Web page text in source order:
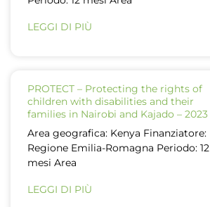
LEGGI DI PIÙ
PROTECT – Protecting the rights of
children with disabilities and their
families in Nairobi and Kajado – 2023
Area geografica: Kenya Finanziatore:
Regione Emilia-Romagna Periodo: 12
mesi Area
LEGGI DI PIÙ